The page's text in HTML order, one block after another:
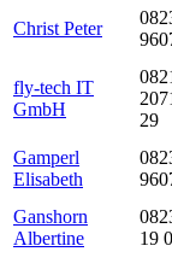
Christ Peter
fly-tech IT
GmbH
29
Gamperl
Elisabeth
Ganshorn
Albertine
19